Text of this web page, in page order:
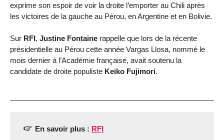
exprime son espoir de voir la droite l’emporter au Chili après
les victoires de la gauche au Pérou, en Argentine et en Bolivie.
Sur RFI, Justine Fontaine rappelle que lors de la récente
présidentielle au Pérou cette année Vargas Llosa, nommé le
mois dernier à l’Académie française, avait soutenu la
candidate de droite populiste Keiko Fujimori.
En savoir plus : RFI